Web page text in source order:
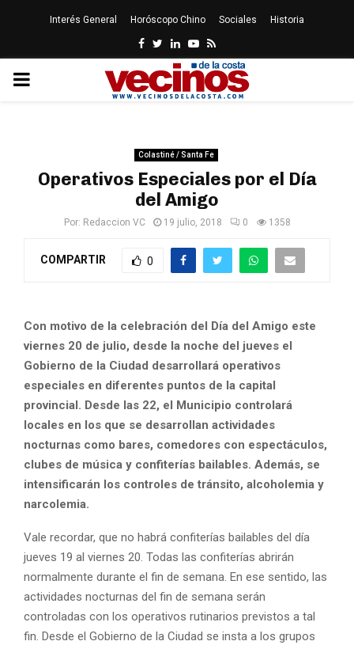
Interés General Horóscopo Chino Sociales Historia
Facebook
Twitter
LinkedinYoutube
Rss
PRIMARY
Colastiné / Santa Fe
Operativos Especiales por el Día
del Amigo
Por: Redaccion VC 19 julio, 2018 0 1358
COMPARTIR 0
Con motivo de la celebración del Día del Amigo este
viernes 20 de julio, desde la noche del jueves el
Gobierno de la Ciudad desarrollará operativos
especiales en diferentes puntos de la capital
provincial. Desde las 22, el Municipio controlará
locales en los que se desarrollan actividades
nocturnas como bares, comedores con espectáculos,
clubes de música y confiterías bailables. Además, se
intensificarán los controles de tránsito, alcoholemia y
narcolemia.
Vale recordar, que no habrá confiterías bailables del día
jueves 19 al viernes 20. Todas las confiterías abrirán
normalmente durante el fin de semana. En ese sentido, las
actividades nocturnas del fin de semana serán
controladas con los operativos rutinarios previstos a tal
fin. Desde el Gobierno de la Ciudad se insta a los grupos